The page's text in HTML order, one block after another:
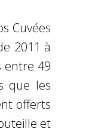
Cuvées
2011 à
entre 49
que les
offerts
et